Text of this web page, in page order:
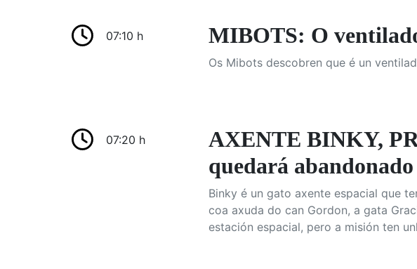
07:10 h MIBOTS: O
Os Mibots descobren que é un
07:20 h
AXENTE BINKY,
quedará abandonado
Binky é un gato axente espacial que
coa axuda do can Gordon, a gata
estación espacial, pero a misión ten